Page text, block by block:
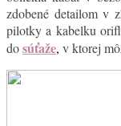
zdobené detailom v
pilotky a kabelku
dosúťaže, v ktorej